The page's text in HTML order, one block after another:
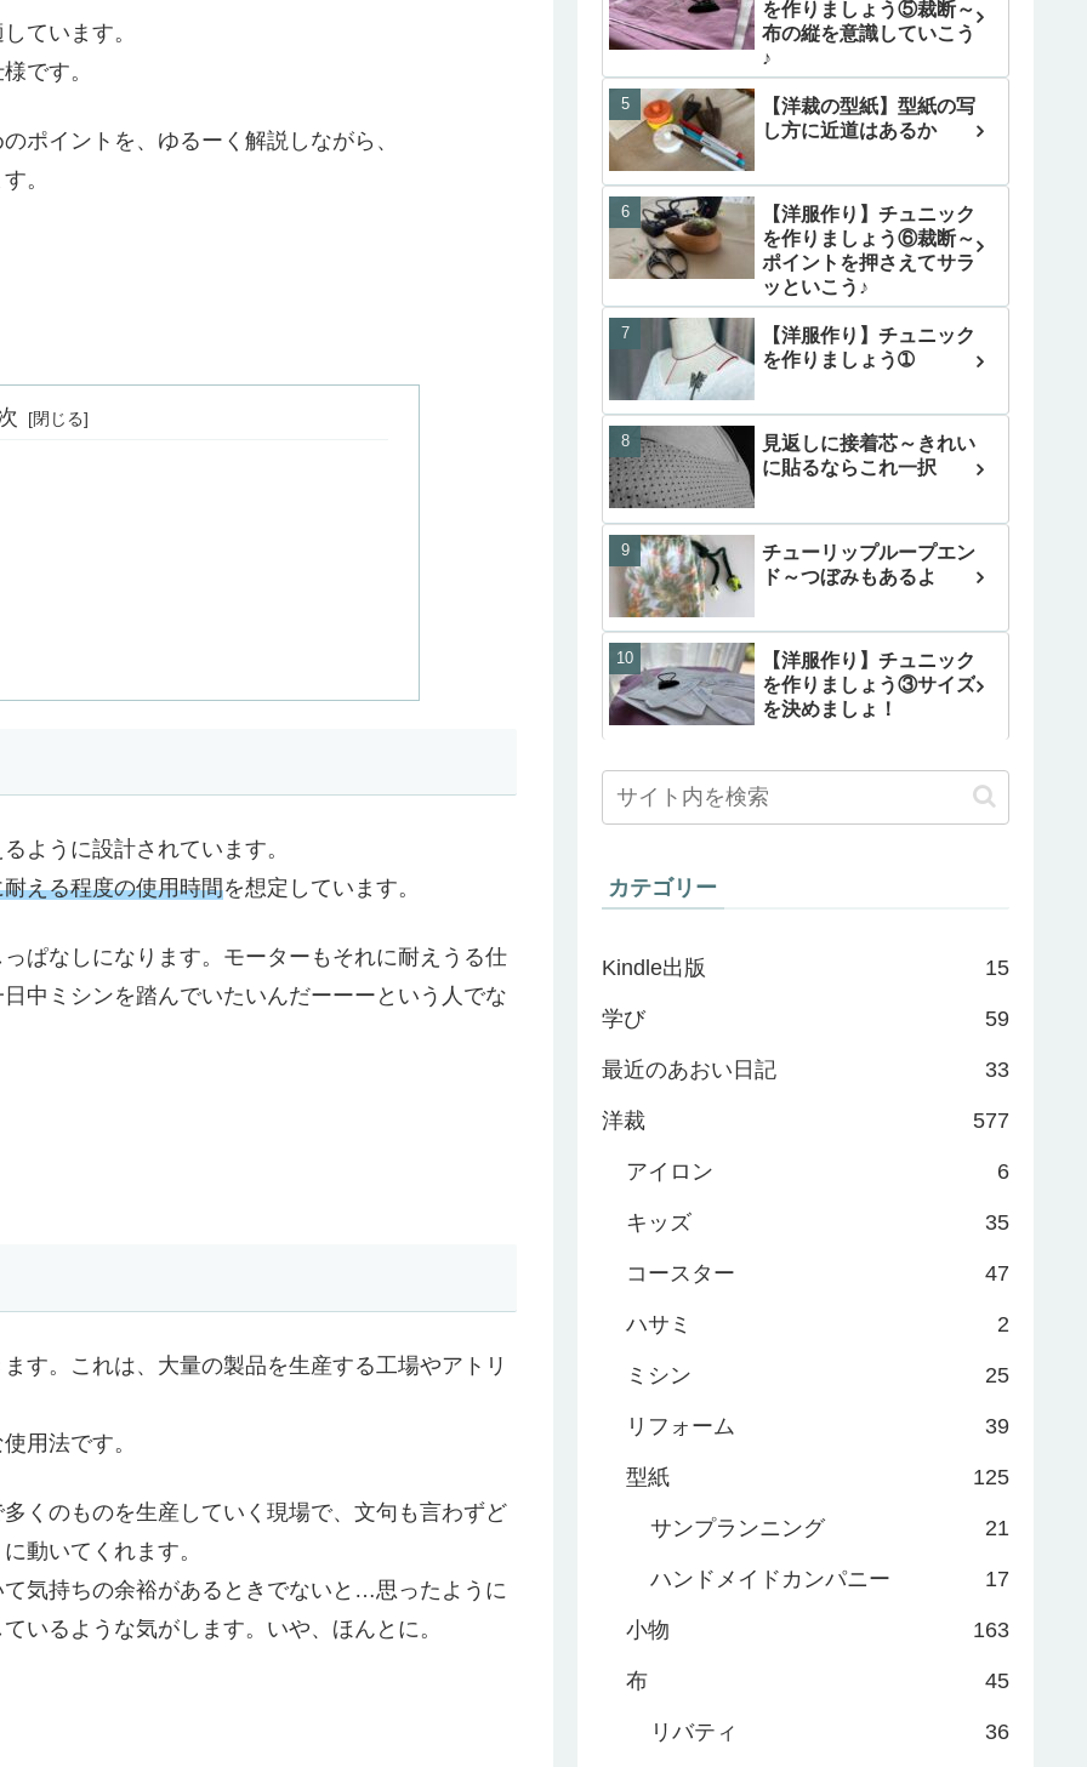
ています。
です。
ポイントを、ゆるーく解説しながら、
。
ように設計されています。
える程度の使用時間を想定しています。
ぱなしになります。モーターもそれに耐えうる仕
中ミシンを踏んでいたいんだーーーという人でな
す。これは、大量の製品を生産する工場やアトリ
用法です。
くのものを生産していく現場で、文句も言わずど
動いてくれます。
気持ちの余裕があるときでないと…思ったように
いるような気がします。いや、ほんとに。
を作りましょう⑤裁断～
布の縦を意識していこう
♪
【洋裁の型紙】型紙の写
し方に近道はあるか
【洋服作り】チュニック
を作りましょう⑥裁断～
ポイントを押さえてサラ
ッといこう♪
【洋服作り】チュニック
を作りましょう➀
見返しに接着芯～きれい
に貼るならこれ一択
チューリップループエン
ド～つぼみもあるよ
【洋服作り】チュニック
を作りましょう③サイズ
を決めましょ！
カテゴリー
Kindle出版 15
学び 59
最近のあおい日記 33
洋裁 577
アイロン 6
キッズ 35
コースター 47
ハサミ 2
ミシン 25
リフォーム 39
型紙 125
サンプランニング 21
ハンドメイドカンパニー 17
小物 163
布 45
リバティ 36